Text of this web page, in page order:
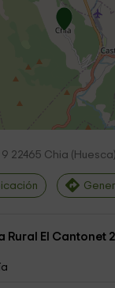
9 22465 Chia ( Huesca)
Rural El Cantonet